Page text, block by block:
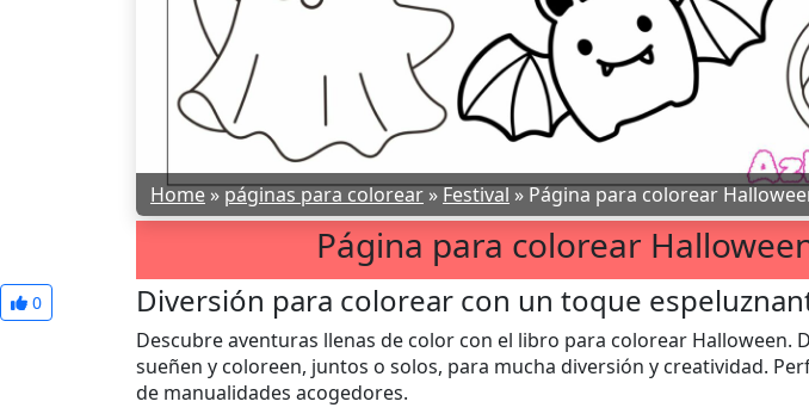
Home»páginas para colorear»Festival»Página para colorear
Página para colorear
0 Diversión para colorear con un toque
Descubre aventuras llenas de color con el libro para colorear Halloween.
sueñen y coloreen, juntos o solos, para mucha diversión y creatividad.
de manualidades acogedores.